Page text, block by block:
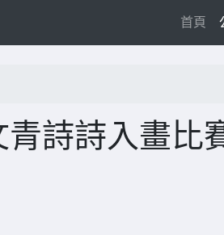
首頁
詩詩入畫比